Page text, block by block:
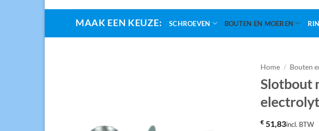
MAAK EEN KEUZE: SCHROEVEN BOUTEN EN MOEREN
Home / Bouten
Slotbout
€ 51,83incl. BTW